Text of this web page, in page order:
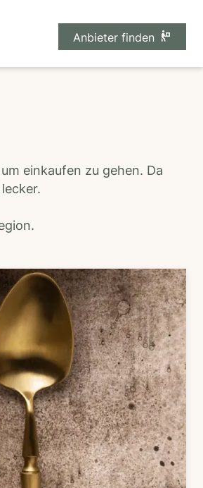
Anbieter finden
einkaufen zu gehen. Da